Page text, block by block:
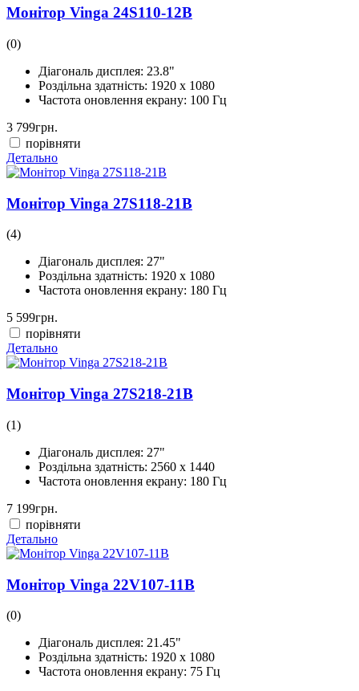
Монітор Vinga 24S110-12B
(0)
Діагональ дисплея: 23.8"
Роздільна здатність: 1920 x 1080
Частота оновлення екрану: 100 Гц
3 799грн.
порівняти
Детально
Монітор Vinga 27S118-21B
(4)
Діагональ дисплея: 27"
Роздільна здатність: 1920 x 1080
Частота оновлення екрану: 180 Гц
5 599грн.
порівняти
Детально
Монітор Vinga 27S218-21B
(1)
Діагональ дисплея: 27"
Роздільна здатність: 2560 x 1440
Частота оновлення екрану: 180 Гц
7 199грн.
порівняти
Детально
Монітор Vinga 22V107-11B
(0)
Діагональ дисплея: 21.45"
Роздільна здатність: 1920 x 1080
Частота оновлення екрану: 75 Гц